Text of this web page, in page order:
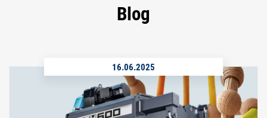
Blog
16.06.2025